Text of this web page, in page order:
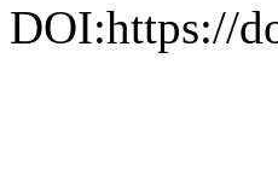
DOI:https://